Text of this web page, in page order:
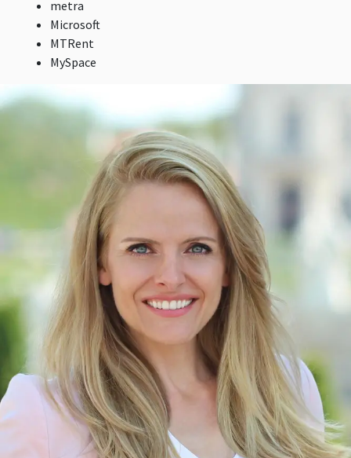
metra
Microsoft
MTRent
MySpace